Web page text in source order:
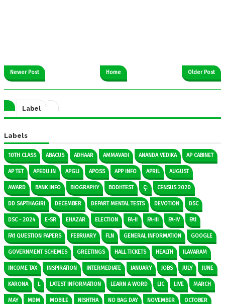
Newer Post Older Post
Home
Label
Labels
10TH CLASS ABACUS ADHAAR AMMAVADI ANANDA VEDIKA AP CABINET
AP TET APEDU.IN APGLI APOSS APP INFO APRIL AUGUST
AWARD BANK INFO BIOGRAPHY BODHTEST Ç: CENSUS 2020
DD SAPTHAGIRI DECEMBER DEPART MENTAL TESTS DEVOTION DSC
DSC - 2024 E-SR EHAZAR ELECTION FA-II FA-III FA-IV FA1
FA1 QUESTION PAPERS FEBRUARY FLN GENERAL INFORMATION GOOGLE
GOVERNMENT SCHEMES GREETINGS HALL TICKETS HEALTH ILAVARAM
INCOME TAX INSPIRATION INTERMEDIATE JANUARY JOBS JULY JUNE
KARONA L LATEST INFORMATION LEARN A WORD LIC LIVE MARCH
MAY MDM MOBILE NISHTHA NO BAG DAY NOVEMBER OCTOBER